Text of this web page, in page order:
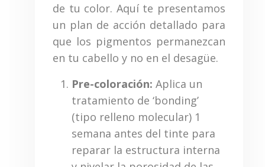
de tu color. Aquí te presentamos
un plan de acción detallado para
que los pigmentos permanezcan
en tu cabello y no en el desagüe.
Pre-coloración: Aplica un
tratamiento de ‘bonding’
(tipo relleno molecular) 1
semana antes del tinte para
reparar la estructura interna